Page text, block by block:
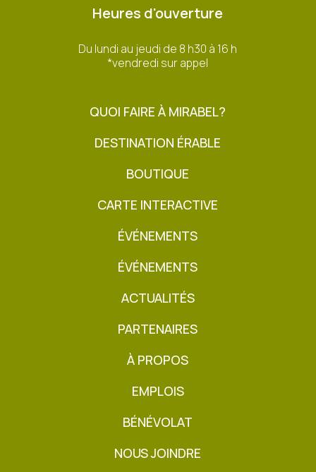
Heures d'ouverture
Du lundi au jeudi de 8 h30 à 16 h
*vendredi sur appel
QUOI FAIRE À MIRABEL?
DESTINATION ÉRABLE
BOUTIQUE
CARTE INTERACTIVE
ÉVÉNEMENTS
ÉVÉNEMENTS
ACTUALITÉS
PARTENAIRES
À PROPOS
EMPLOIS
BÉNÉVOLAT
NOUS JOINDRE